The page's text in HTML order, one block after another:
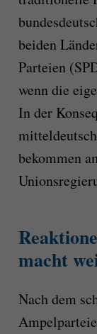
beiden
Parteien
wenn die
In der
bekommen
macht
Nach dem